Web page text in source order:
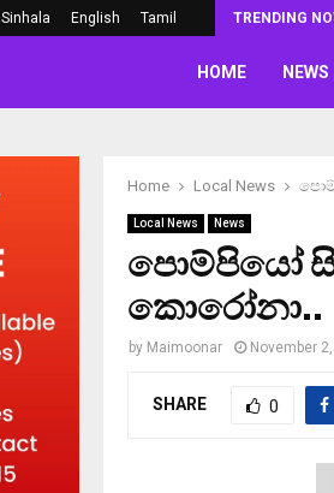
Sinhala English Tamil TRENDING
HOME NEWS
Home Local News
Local News News
පොම්පියෝ
කොරෝනා..
by Maimoonar November
SHARE 0